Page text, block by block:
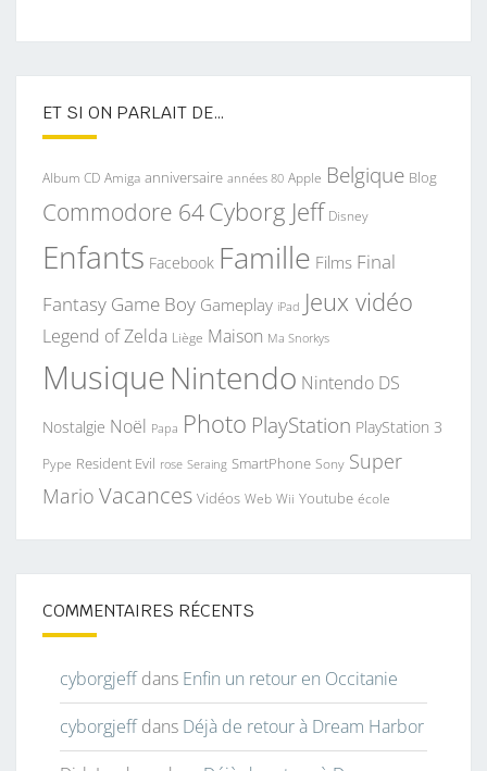
ET SI ON PARLAIT DE…
Album CD Amiga anniversaire années 80 Apple Belgique Blog
Commodore 64Cyborg Jeff Disney
Enfants Facebook Famille Films Final
Fantasy Game Boy Gameplay iPad Jeux vidéo
Legend of Zelda Liège Maison Ma Snorkys
MusiqueNintendo Nintendo DS
Nostalgie Noël Papa Photo PlayStation PlayStation 3
Pype Resident Evil rose Seraing SmartPhone Sony Super
Mario Vacances Vidéos Web Wii Youtube école
COMMENTAIRES RÉCENTS
cyborgjeffdans Enfin un retour en Occitanie
cyborgjeffdans Déjà de retour à Dream Harbor